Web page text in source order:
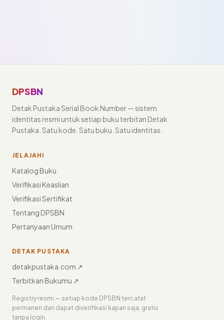
DPSBN
Detak Pustaka Serial Book Number — sistem
identitas resmi untuk setiap buku terbitan Detak
Pustaka. Satu kode. Satu buku. Satu identitas.
JELAJAHI
Katalog Buku
Verifikasi Keaslian
Verifikasi Sertifikat
Tentang DPSBN
Pertanyaan Umum
DETAK PUSTAKA
detakpustaka.com ↗
Terbitkan Bukumu ↗
Registry resmi — setiap kode DPSBN tercatat
permanen dan dapat diverifikasi kapan saja, gratis
tanpa login.